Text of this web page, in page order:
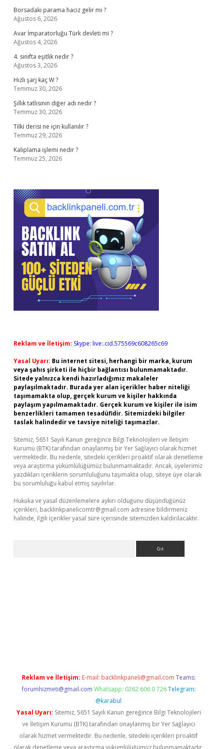
Borsadaki parama haciz gelir mi ?
Ağustos 6, 2026
Avar İmparatorluğu Türk devleti mi ?
Ağustos 4, 2026
4. sınıfta eşitlik nedir ?
Ağustos 3, 2026
Hızlı şarj kaç W ?
Temmuz 30, 2026
Şıllık tatlısının diğer adı nedir ?
Temmuz 30, 2026
Tilki derisi ne için kullanılır ?
Temmuz 29, 2026
Kalıplama işlemi nedir ?
Temmuz 25, 2026
Reklam ve İletişim: Skype: live:.cid.575569c608265c69
Yasal Uyarı: Bu internet sitesi, herhangi bir marka, kurum
veya şahıs şirketi ile hiçbir bağlantısı bulunmamaktadır.
Sitede yalnızca kendi hazırladığımız makaleler
paylaşılmaktadır. Burada yer alan içerikler haber niteliği
taşımamakta olup, gerçek kurum ve kişiler hakkında
paylaşım yapılmamaktadır. Gerçek kurum ve kişiler ile isim
benzerlikleri tamamen tesadüfidir. Sitemizdeki bilgiler
taslak halindedir ve tavsiye niteliği taşımazlar.
Sitemiz, 5651 Sayılı Kanun gereğince Bilgi Teknolojileri ve İletişim
Kurumu (BTK) tarafından onaylanmış bir Yer Sağlayıcı olarak hizmet
vermektedir. Bu nedenle, sitedeki içerikleri proaktif olarak denetleme
veya araştırma yükümlülüğümüz bulunmamaktadır. Ancak, üyelerimiz
yazdıkları içeriklerin sorumluluğunu taşımakta olup, siteye üye olarak
bu sorumluluğu kabul etmiş sayılırlar.
Hukuka ve yasal düzenlemelere aykırı olduğunu düşündüğünüz
içerikleri, backlinkpanelicomtr@gmail.com adresine bildirmeniz
halinde, ilgili içerikler yasal süre içerisinde sitemizden kaldırılacaktır.
Reklam ve İletişim: E-mail: backlinkpaneli@gmail.com Teams:
forumhizmeti@gmail.com Whatsapp: 0262 606 0 726 Telegram:
@karabul
Yasal Uyarı: Sitemiz, 5651 Sayılı Kanun gereğince Bilgi Teknolojileri
ve İletişim Kurumu (BTK) tarafından onaylanmış bir Yer Sağlayıcı
olarak hizmet vermektedir. Bu nedenle, sitedeki içerikleri proaktif
olarak denetleme veya araştırma yükümlülüğümüz bulunmamaktadır.